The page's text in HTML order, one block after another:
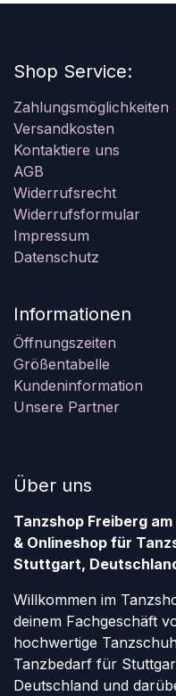
Shop Service:
Zahlungsmöglichkeiten
Versandkosten
Kontaktiere uns
AGB
Widerrufsrecht
Widerrufsformular
Impressum
Datenschutz
Informationen
Öffnungszeiten
Größentabelle
Kundeninformation
Unsere Partner
Über uns
Tanzshop Freiberg
& Onlineshop für
Stuttgart,
Willkommen im
deinem Fachgeschäft
hochwertige
Tanzbedarf für
Deutschland und